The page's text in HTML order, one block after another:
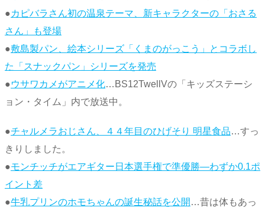
●カピバラさん初の温泉テーマ、新キャラクターの「おさる
さん」も登場
●敷島製パン、絵本シリーズ「くまのがっこう」とコラボし
た「スナックパン」シリーズを発売
●ウサワカメがアニメ化…BS12TwellVの「キッズステーシ
ョン・タイム」内で放送中。
●チャルメラおじさん、４４年目のひげそり 明星食品…すっ
きりしました。
●モンチッチがエアギター日本選手権で準優勝―わずか0.1ポ
イント差
●牛乳プリンのホモちゃんの誕生秘話を公開 …昔は体もあっ